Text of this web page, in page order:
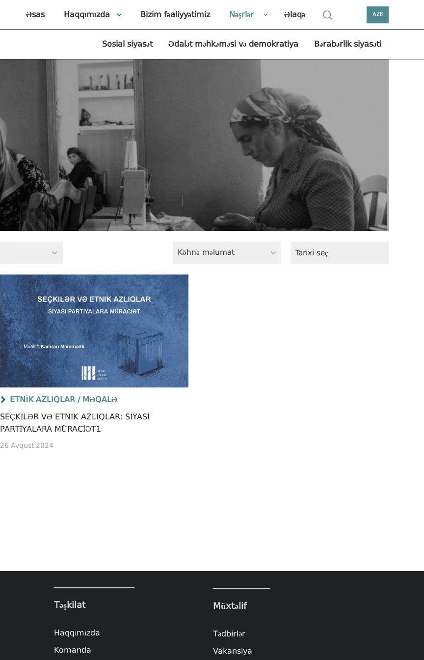
Əsas Haqqımızda Bizim fəaliyyətimiz Nəşrlər Əlaqə AZE
Sosial siyasət Ədalət məhkəməsi və demokratiya Bərabərlik siyasəti
Köhnə məlumat
ETNIK AZLIQLAR / MƏQALƏ
SEÇKILƏR VƏ ETNIK AZLIQLAR: SIYASI
PARTIYALARA MÜRACIƏT1
26 Avqust 2024
Təşkilat
Haqqımızda
Komanda
Müxtəlif
Tədbirlər
Vakansiya